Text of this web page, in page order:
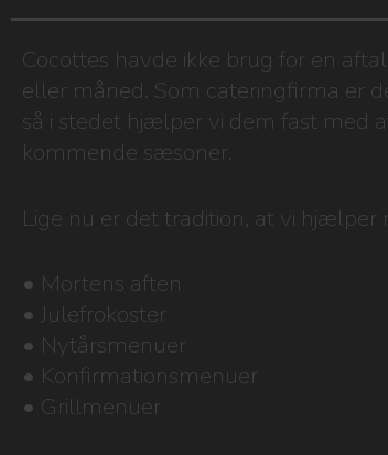
Cocottes havde ikke brug for en
eller måned. Som cateringfirma er
så i stedet hjælper vi dem fast med
kommende sæsoner.
Lige nu er det tradition, at vi hjælper
• Mortens aften
• Julefrokoster
• Nytårsmenuer
• Konfirmationsmenuer
• Grillmenuer